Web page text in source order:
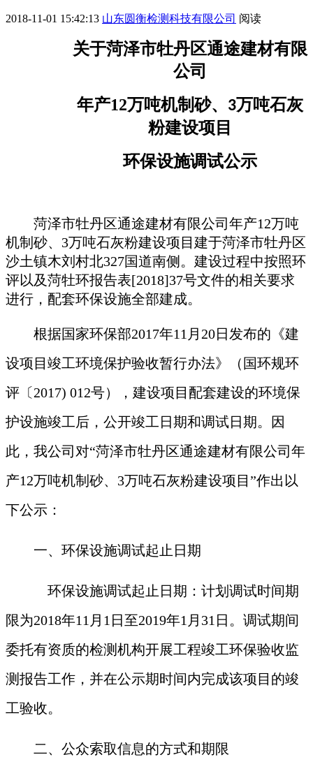
2018-11-01 15:42:13 山东圆衡检测科技有限公司 阅读
关于菏泽市牡丹区通途建材有限
公司
年产12万吨机制砂、 3万吨石灰
粉建设项目
环保设施调试公示
菏泽市牡丹区通途建材有限公司年产12万吨
机制砂、3万吨石灰粉建设项目 建于菏泽市牡丹区
沙土镇木刘村北327国道南侧 。 建设过程中按照环
评以及菏牡环报告表[2018]37号文件的相关要求
进行，配套环保设施全部建成。
根据国家环保部2017年11月20日发布的《建
设项目竣工环境保护验收暂行办法》（国环规环
评〔2017) 012号），建设项目配套建设的环境保
护设施竣工后，公开竣工日期和调试日期。因
此，我公司对“菏泽市牡丹区通途建材有限公司年
产12万吨机制砂、3万吨石灰粉建设项目 ”作出以
下公示：
一、环保设施调试起止日期
环保设施调试起止日期：计划调试时间期
限为2018年11 月 1 日至2019年1 月 31 日。调试期间
委托有资质的检测机构开展工程竣工环保验收监
测报告工作，并在公示期时间内完成该项目的竣
工验收。
二、公众索取信息的方式和期限